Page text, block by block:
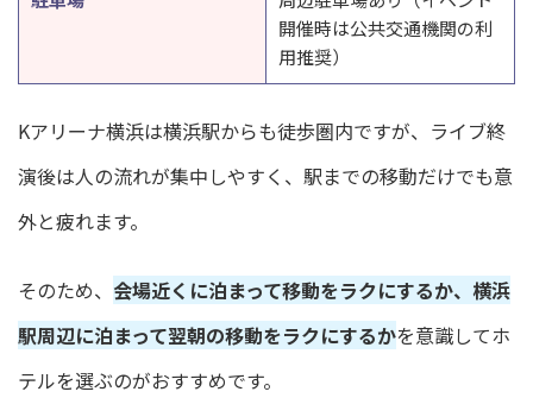
開催時は公共交通機関の利
用推奨）
Kアリーナ横浜は横浜駅からも徒歩圏内ですが、ライブ終
演後は人の流れが集中しやすく、駅までの移動だけでも意
外と疲れます。
そのため、 会場近くに泊まって移動をラクにするか、横浜
駅周辺に泊まって翌朝の移動をラクにするかを意識してホ
テルを選ぶのがおすすめです。